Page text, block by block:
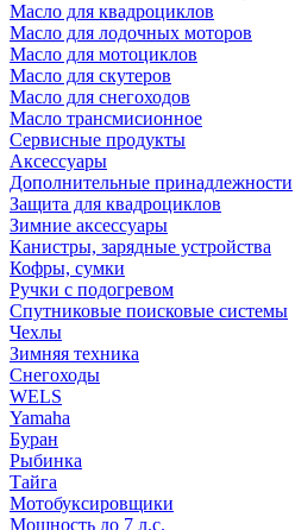
Масло для квадроциклов
Масло для лодочных моторов
Масло для мотоциклов
Масло для скутеров
Масло для снегоходов
Масло трансмисионное
Сервисные продукты
Аксессуары
Дополнительные принадлежности
Защита для квадроциклов
Зимние аксессуары
Канистры, зарядные устройства
Кофры, сумки
Ручки с подогревом
Спутниковые поисковые системы
Чехлы
Зимняя техника
Снегоходы
WELS
Yamaha
Буран
Рыбинка
Тайга
Мотобуксировщики
Мощность до 7 л.с.